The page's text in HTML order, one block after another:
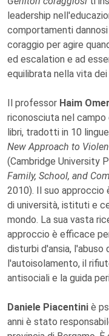
leadership
comportamenti
coraggio per agire
ed escalation e ad
equilibrata nella vita
Il professor Haim Omer
riconosciuta nel
libri, tradotti in 10
New Approach to
(Cambridge University
Family, School, and
2010). Il suo approccio
di università, istituti e
mondo. La sua vasta
approccio è efficace
disturbi d'ansia,
l'autoisolamento, il
antisociali e la guida
Daniele Piacentini è
anni è stato